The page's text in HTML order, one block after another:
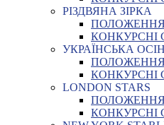
РІЗДВЯНА ЗІРКА
ПОЛОЖЕННЯ
КОНКУРСНІ
УКРАЇНСЬКА
ПОЛОЖЕННЯ
КОНКУРСНІ
LONDON STARS
ПОЛОЖЕННЯ
КОНКУРСНІ